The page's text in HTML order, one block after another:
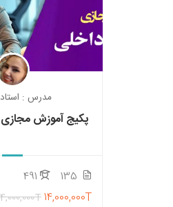
مدرس : استاد
پکیج آموزش
135
491
14,000,000T